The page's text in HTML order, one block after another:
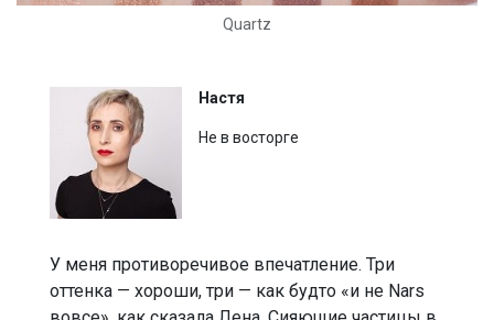
Quartz
Настя
Не в восторге
У меня противоречивое впечатление. Три
оттенка — хороши, три — как будто «и не Nars